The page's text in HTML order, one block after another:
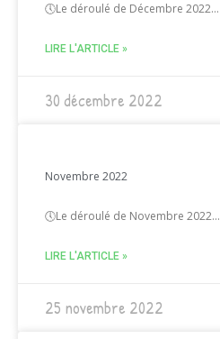
🕔Le déroulé de Décembre 2022…
LIRE L'ARTICLE »
30 décembre 2022
Novembre 2022
🕔Le déroulé de Novembre 2022…
LIRE L'ARTICLE »
25 novembre 2022